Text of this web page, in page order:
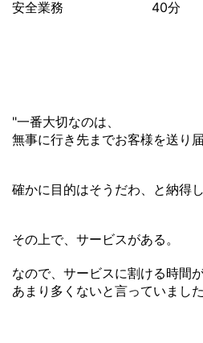
安全業務 40分
"一番大切なのは、
無事に行き先までお客様を送り
確かに目的はそうだわ、と納得し
その上で、サービスがある。
なので、サービスに割ける時間
あまり多くないと言っていました